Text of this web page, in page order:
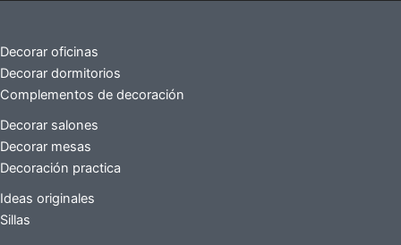
Decorar oficinas
Decorar dormitorios
Complementos de decoración
Decorar salones
Decorar mesas
Decoración practica
Ideas originales
Sillas